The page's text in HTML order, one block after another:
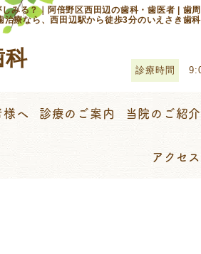
みる？｜阿倍野区西田辺の歯科・歯医者 | 歯周
治療なら、西田辺駅から徒歩3分のいえさき歯科
診療時間
様へ 診療のご案内 当院のご紹介
アクセス